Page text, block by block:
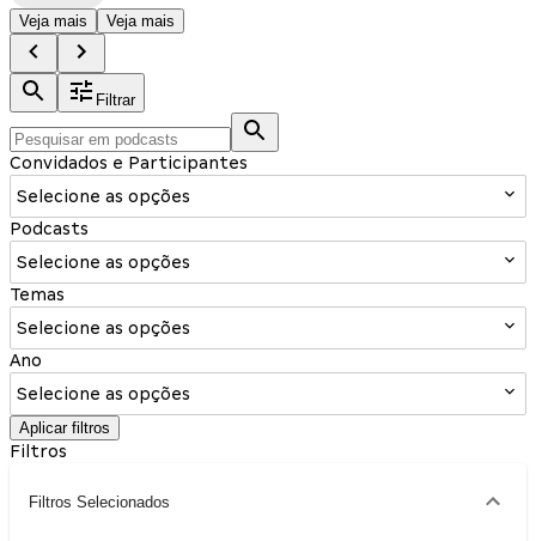
Veja mais
Veja mais
Filtrar
Convidados e Participantes
Selecione as opções
Podcasts
Selecione as opções
Temas
Selecione as opções
Ano
Selecione as opções
Aplicar filtros
Filtros
Filtros Selecionados